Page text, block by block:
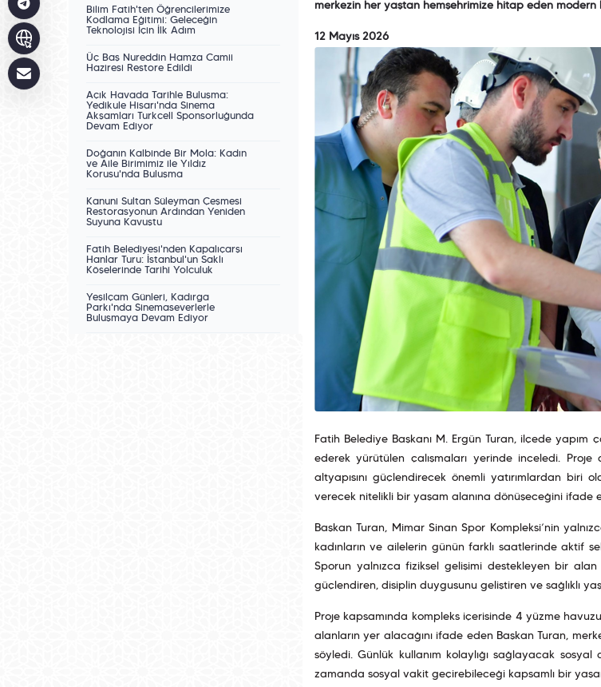
Bilim Fatih'ten Öğrencilerimize
Kodlama Eğitimi: Geleceğin
Teknolojisi İçin İlk Adım
Üç Baş Nureddin Hamza Camii
Haziresi Restore Edildi
Açık Havada Tarihle Buluşma:
Yedikule Hisarı'nda Sinema
Akşamları Turkcell Sponsorluğunda
Devam Ediyor
Doğanın Kalbinde Bir Mola: Kadın
ve Aile Birimimiz ile Yıldız
Korusu'nda Buluşma
Kanuni Sultan Süleyman Çeşmesi
Restorasyonun Ardından Yeniden
Suyuna Kavuştu
Fatih Belediyesi'nden Kapalıçarşı
Hanlar Turu: İstanbul'un Saklı
Köşelerinde Tarihî Yolculuk
Yeşilçam Günleri, Kadırga
Parkı'nda Sinemaseverlerle
Buluşmaya Devam Ediyor
merkezin her yaştan hemşehrimize hitap eden modern
12 Mayıs 2026
Fatih Belediye Başkanı M. Ergün Turan, ilçede yapım
ederek yürütülen çalışmaları yerinde inceledi.
altyapısını güçlendirecek önemli yatırımlardan biri
verecek nitelikli bir yaşam alanına dönüşeceğini ifade
Başkan Turan, Mimar Sinan Spor Kompleksi’nin
kadınların ve ailelerin günün farklı saatlerinde aktif
Sporun yalnızca fiziksel gelişimi destekleyen bir alan
güçlendiren, disiplin duygusunu geliştiren ve sağlıklı
Proje kapsamında kompleks içerisinde 4 yüzme
alanların yer alacağını ifade eden Başkan Turan,
söyledi. Günlük kullanım kolaylığı sağlayacak
zamanda sosyal vakit geçirebileceği kapsamlı bir